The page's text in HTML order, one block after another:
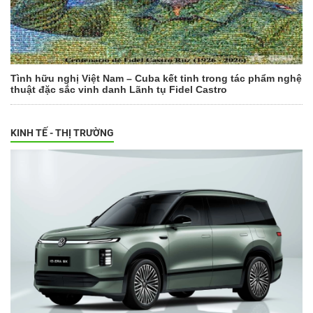
Tình hữu nghị Việt Nam – Cuba kết tinh trong tác phẩm nghệ
thuật đặc sắc vinh danh Lãnh tụ Fidel Castro
KINH TẾ - THỊ TRƯỜNG